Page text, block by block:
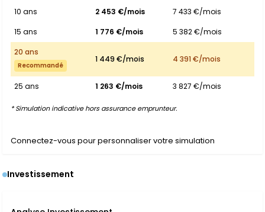
10 ans
2 453 €/mois
7 433 €/mois
15 ans
1 776 €/mois
5 382 €/mois
20 ans
Recommandé
1 449 €/mois 4 391 €/mois
25 ans 1 263 €/mois 3 827 €/mois
* Simulation indicative hors assurance emprunteur.
Connectez-vous pour personnaliser votre simulation
Investissement